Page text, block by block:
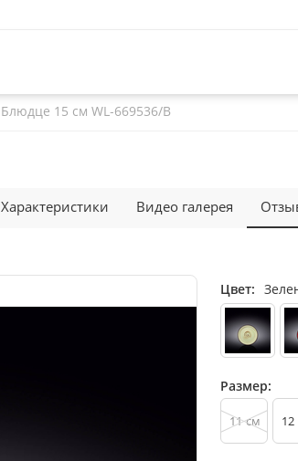
Блюдце 15 см WL‑669536/B
Характеристики Видео галерея
Цвет:
Размер:
11см 12